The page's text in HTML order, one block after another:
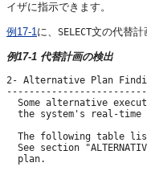
イザに指示できます。
例17-1に、 SELECT文の代替計
例17-1 代替計画の検出
2- Alternative Plan
Some alternative
the system's real-time
The following table
See section
  plan.